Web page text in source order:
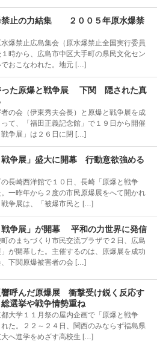
禁止の力結集 ２００５年原水爆禁
爆禁止広島集会（原水爆禁止全国実行委員
時から、広島市中区大手町の県民文化セン
でおこなわれた。地元 […]
った原爆と戦争展 下関 隠された真
る
の会（伊東秀夫会長）と原爆と戦争展を成
て、「福田正義記念館」で１９日から開催
戦争展」は２６日に閉 […]
戦争展」盛大に開幕 行動意欲強める
長崎西洋館で１０日、長崎「原爆と戦争
一昨年から２度の市民原爆展をへて開かれ
戦争展は、「被爆市民と […]
戦争展」が開幕 平和の力世界に発信
のまちづくり市民交流プラザで２日、広島
」が開幕した。主催するのは、原爆展を成功
、下関原爆被害者の会 […]
響呼んだ原爆展 衝撃受け鋭く反応す
選挙や戦争情勢重ね
学１１月祭の屋内企画で「原爆と戦争
た。２２～２４日、関西のみならず福島県
へ進学をめざす高校生 […]